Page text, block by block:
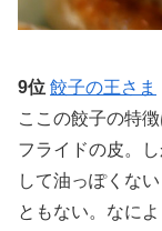
9位 餃子の王さま
ここの餃子の特
フライドの皮。
して油っぽくな
ともない。なに